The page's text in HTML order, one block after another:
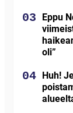
Eppu
oli”
Huh!